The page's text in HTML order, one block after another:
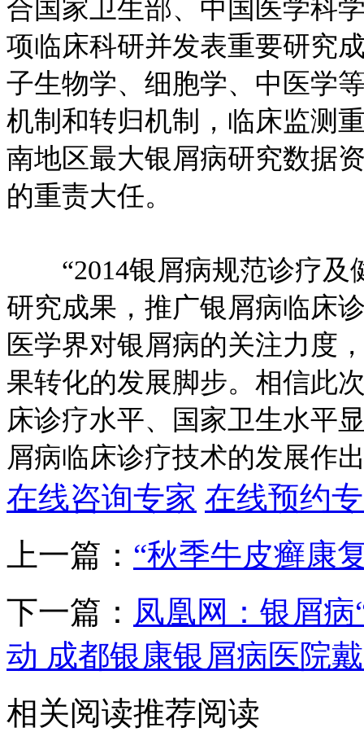
合国家卫生部、中国医学科
项临床科研并发表重要研究
子生物学、细胞学、中医学
机制和转归机制，临床监测
南地区最大银屑病研究数据
的重责大任。
“2014银屑病规范诊疗及
研究成果，推广银屑病临床
医学界对银屑病的关注力度
果转化的发展脚步。相信此
床诊疗水平、国家卫生水平
屑病临床诊疗技术的发展作
在线咨询专家 在线预约
上一篇： “秋季牛皮癣康
下一篇： 凤凰网：银屑
动 成都银康银屑病医院
相关阅读推荐阅读